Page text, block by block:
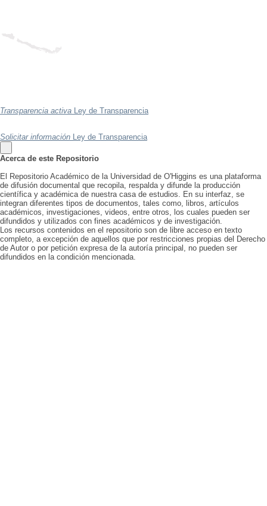
Transparencia activa Ley de Transparencia
Solicitar información Ley de Transparencia
Acerca de este Repositorio
El Repositorio Académico de la Universidad de O'Higgins es una plataforma
de difusión documental que recopila, respalda y difunde la producción
científica y académica de nuestra casa de estudios. En su interfaz, se
integran diferentes tipos de documentos, tales como, libros, artículos
académicos, investigaciones, videos, entre otros, los cuales pueden ser
difundidos y utilizados con fines académicos y de investigación.
Los recursos contenidos en el repositorio son de libre acceso en texto
completo, a excepción de aquellos que por restricciones propias del Derecho
de Autor o por petición expresa de la autoría principal, no pueden ser
difundidos en la condición mencionada.